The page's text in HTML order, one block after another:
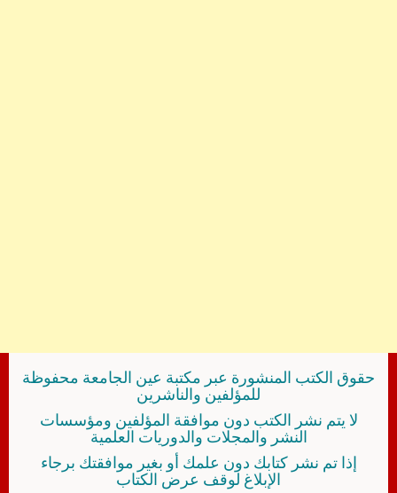
حقوق الكتب المنشورة عبر مكتبة عين الجامعة محفوظة
للمؤلفين والناشرين
لا يتم نشر الكتب دون موافقة المؤلفين ومؤسسات
النشر والمجلات والدوريات العلمية
إذا تم نشر كتابك دون علمك أو بغير موافقتك برجاء
الإبلاغ لوقف عرض الكتاب